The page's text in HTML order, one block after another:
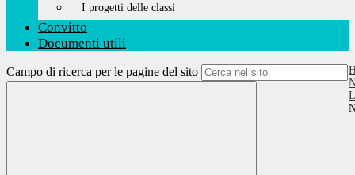
I progetti delle classi
Convitto
Documenti utili
Campo di ricerca per le pagine del sito